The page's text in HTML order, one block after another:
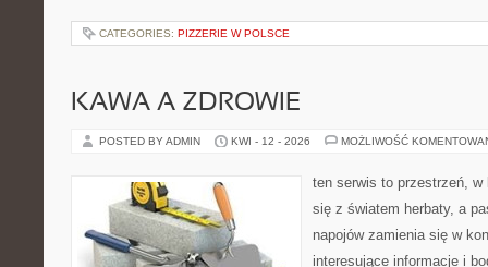
CATEGORIES: PIZZERIE W POLSCE
KAWA A ZDROWIE
POSTED BY ADMIN KWI - 12 - 2026 MOŻLIWOŚĆ
ten serwis to przestrzeń,
się z światem herbaty, a
napojów zamienia się w
interesujące informacje i